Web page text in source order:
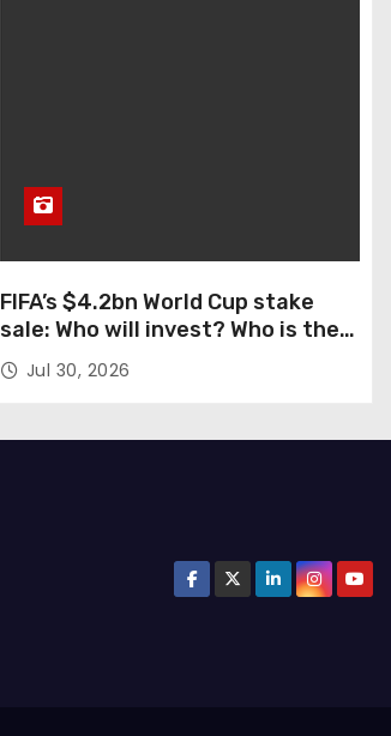
FIFA’s $4.2bn World Cup stake
sale: Who will invest? Who is the
money for? Who could stop this?
Jul 30, 2026